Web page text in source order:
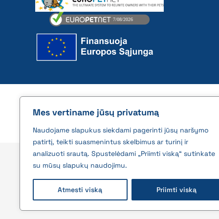
Mes vertiname jūsų privatumą
Naudojame slapukus siekdami pagerinti jūsų naršymo
patirtį, teikti suasmenintus skelbimus ar turinį ir
analizuoti srautą. Spustelėdami „Priimti viską“ sutinkate
su mūsų slapukų naudojimu.
Atmesti viską Priimti viską
2026 © All rights reserved | VĮ Žemės ūkio